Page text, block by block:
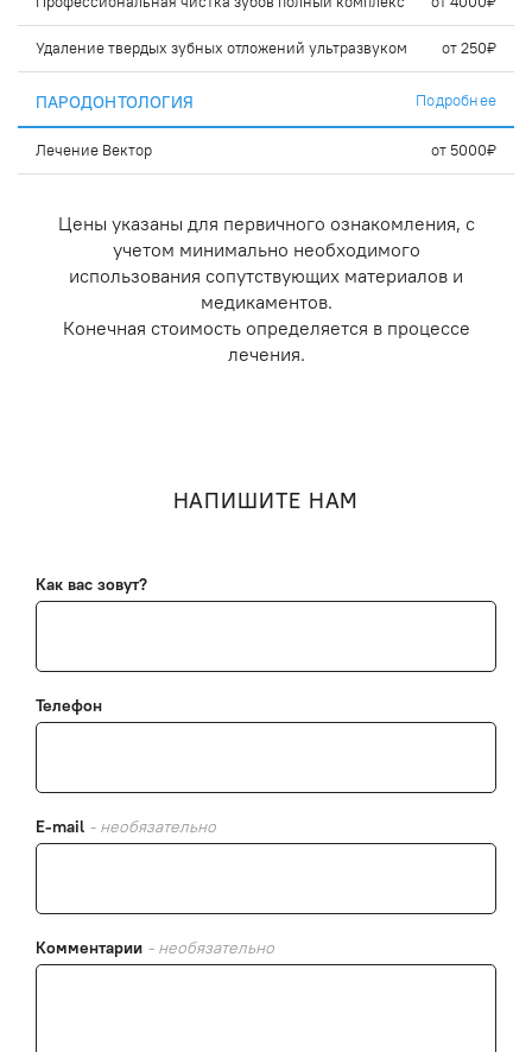
Удаление твердых зубных отложений ультразвуком от 250₽
ПАРОДОНТОЛОГИЯ Подробнее
Лечение Вектор от 5000₽
Цены указаны для первичного ознакомления, с
учетом минимально необходимого
использования сопутствующих материалов и
медикаментов.
Конечная стоимость определяется в процессе
лечения.
НАПИШИТЕ НАМ
Как вас зовут?
Телефон
E-mail - необязательно
Комментарии - необязательно